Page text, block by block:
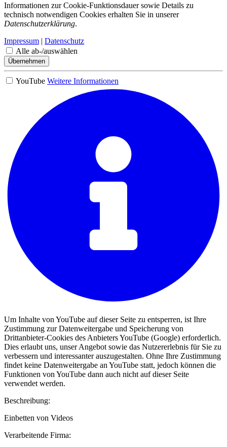
Informationen zur Cookie-Funktionsdauer sowie Details zu
technisch notwendigen Cookies erhalten Sie in unserer
Datenschutzerklärung.
Impressum | Datenschutz
Alle ab-/auswählen
Übernehmen
YouTube Weitere Informationen
Um Inhalte von YouTube auf dieser Seite zu entsperren, ist Ihre
Zustimmung zur Datenweitergabe und Speicherung von
Drittanbieter-Cookies des Anbieters YouTube (Google) erforderlich.
Dies erlaubt uns, unser Angebot sowie das Nutzererlebnis für Sie zu
verbessern und interessanter auszugestalten. Ohne Ihre Zustimmung
findet keine Datenweitergabe an YouTube statt, jedoch können die
Funktionen von YouTube dann auch nicht auf dieser Seite
verwendet werden.
Beschreibung:
Einbetten von Videos
Verarbeitende Firma: